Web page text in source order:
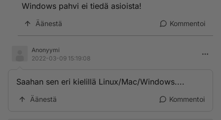
Windows pahvi ei tiedä asioista!
Äänestä Kommentoi
Anonyymi
2022-03-09 15:19:08
Saahan sen eri kielillä Linux/Mac/Windows....
Äänestä Kommentoi